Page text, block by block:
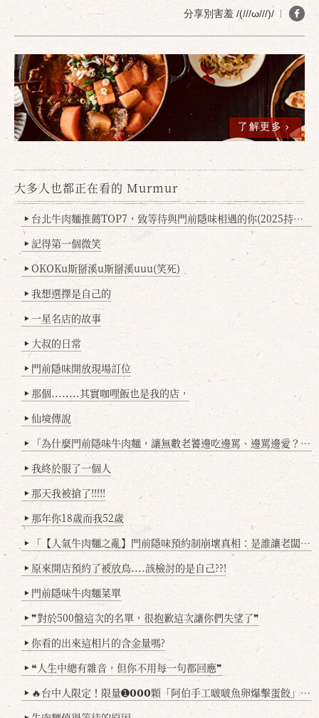
分享別害羞 /(///ω///)/
了解更多
大多人也都正在看的 Murmur
▶ 台北牛肉麵推薦TOP7，致等待與門前隱味相遇的你(2025持續更新
▶ 記得第一個微笑
▶ OKOKu斯掰溪u斯掰溪uuu(笑死)
▶ 我想選擇是自己的
▶ 一星名店的故事
▶ 大叔的日常
▶ 門前隱味開放現場訂位
▶ 那個........其實咖哩飯也是我的店，
▶ 仙境傳說
▶ 「為什麼門前隱味牛肉麵，讓無數老饕邊吃邊罵、邊罵邊愛？小辣雞揭密！」
▶ 我終於服了一個人
▶ 那天我被搶了!!!!!
▶ 那年你18歲而我52歲
▶ 「【人氣牛肉麵之亂】門前隱味預約制崩壞真相：是誰讓老闆心灰意冷？」
▶ 原來開店預約了被放鳥....該檢討的是自己??!
▶ 門前隱味牛肉麵菜單
▶ ❞對於500盤這次的名單，很抱歉這次讓你們失望了❞
▶ 你看的出來這相片的含金量嗎?
▶ ❝人生中總有雜音，但你不用每一句都回應❞
▶ 🔥台中人限定！限量➊𝟬𝟬𝟬顆「阿伯手工啵啵魚卵爆擊蛋餃」台北已被搶爆2萬顆，最後名額門前隱味只留給你！🥟💥